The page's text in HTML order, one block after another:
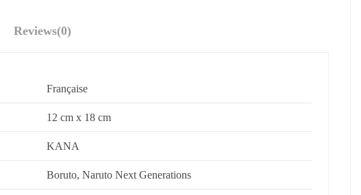
Reviews(0)
Française
12 cm x 18 cm
KANA
Boruto, Naruto Next Generations